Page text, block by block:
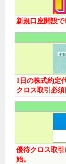
新規口座開設
1日の株式約定
クロス取引必須
優待クロス取
始。